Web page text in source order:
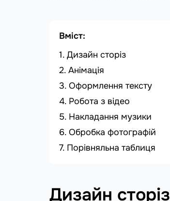
Вміст:
Дизайн сторіз
Анімація
Оформлення тексту
Робота з відео
Накладання музики
Обробка фотографій
Порівняльна таблиця
Дизайн сторіз